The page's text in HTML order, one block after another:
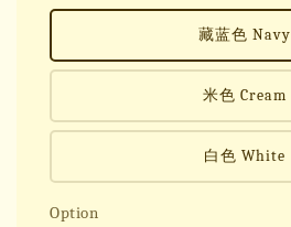
藏蓝色 Navy
米色 Cream
白色 White
Option